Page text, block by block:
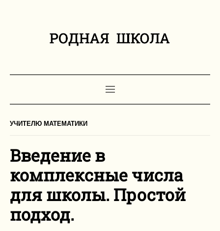
УЧИТЕЛЮ МАТЕМАТИКИ
Введение в
комплексные числа
для школы. Простой
подход.